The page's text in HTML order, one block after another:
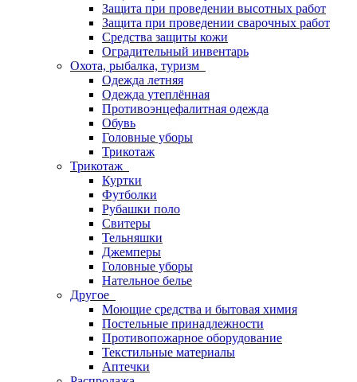
Защита при проведении высотных работ
Защита при проведении сварочных работ
Средства защиты кожи
Оградительный инвентарь
Охота, рыбалка, туризм
Одежда летняя
Одежда утеплённая
Противоэнцефалитная одежда
Обувь
Головные уборы
Трикотаж
Трикотаж
Куртки
Футболки
Рубашки поло
Свитеры
Тельняшки
Джемперы
Головные уборы
Нательное белье
Другое
Моющие средства и бытовая химия
Постельные принадлежности
Противопожарное оборудование
Текстильные материалы
Аптечки